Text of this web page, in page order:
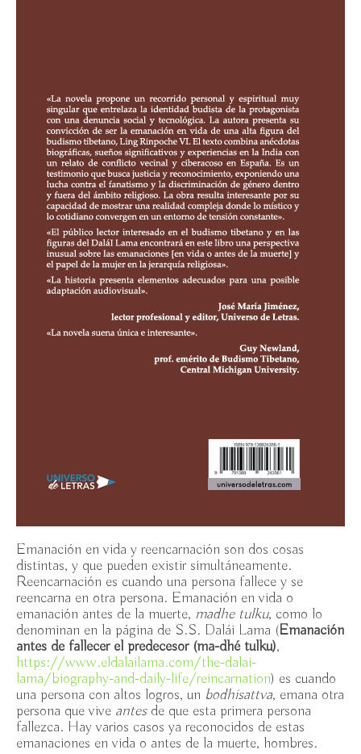
Emanación en vida y reencarnación son dos cosas
distintas, y que pueden existir simultáneamente.
Reencarnación es cuando una persona fallece y se
reencarna en otra persona. Emanación en vida o
emanación antes de la muerte, madhe tulku, como lo
denominan en la página de S.S. Dalái Lama (Emanación
antes de fallecer el predecesor (ma-dhé tulku),
https://www.eldalailama.com/the-dalai-
lama/biography-and-daily-life/reincarnation) es cuando
una persona con altos logros, un bodhisattva, emana otra
persona que vive antesde que esta primera persona
fallezca. Hay varios casos ya reconocidos de estas
emanaciones en vida o antes de la muerte, hombres.